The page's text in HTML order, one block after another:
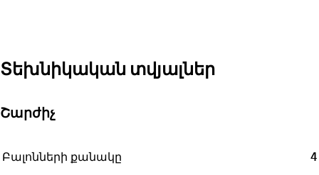
Տեխնիկական տվյալներ
Շարժիչ
Բալոնների քանակը 4